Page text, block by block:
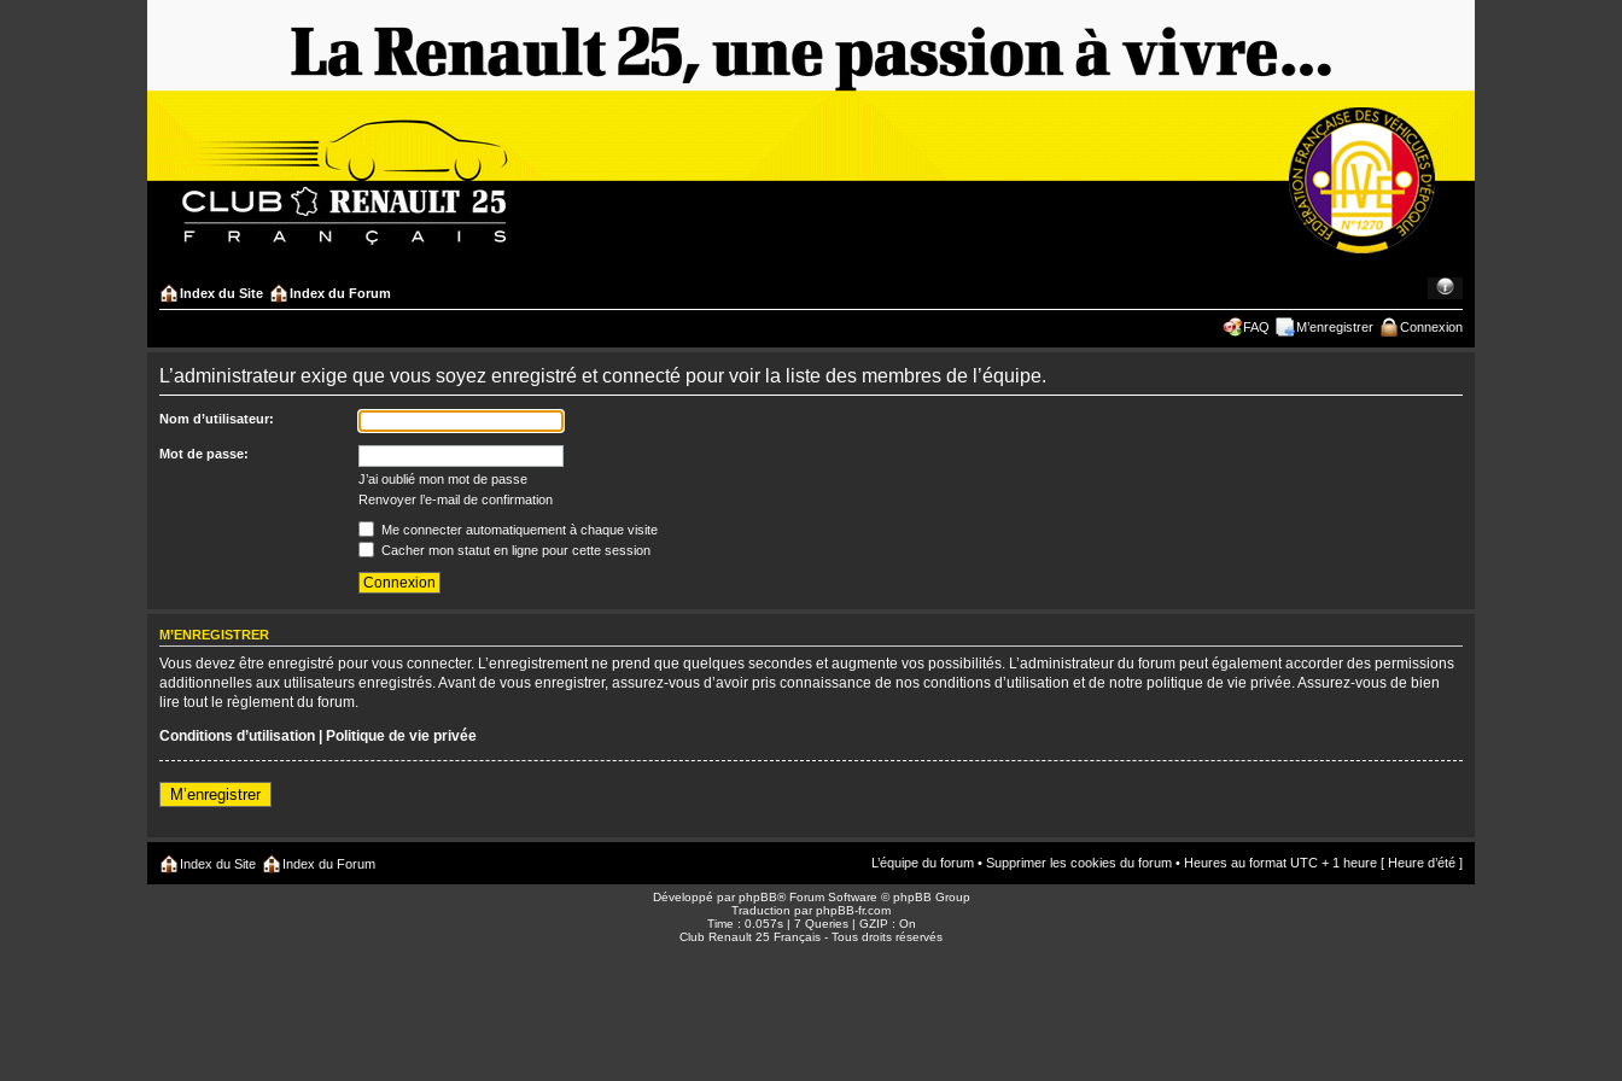
Index du Site Index du Forum
FAQ M’enregistrer Connexion
L’administrateur exige que vous soyez enregistré et connecté pour voir la liste des membres de l’équipe.
Nom d’utilisateur:
Mot de passe:
J’ai oublié mon mot de passe
Renvoyer l’e-mail de confirmation
Me connecter automatiquement à chaque visite
Cacher mon statut en ligne pour cette session
M’ENREGISTRER
Vous devez être enregistré pour vous connecter. L’enregistrement ne prend que quelques secondes et augmente vos possibilités. L’administrateur du forum peut également accorder des permissions
additionnelles aux utilisateurs enregistrés. Avant de vous enregistrer, assurez-vous d’avoir pris connaissance de nos conditions d’utilisation et de notre politique de vie privée. Assurez-vous de bien
lire tout le règlement du forum.
Conditions d’utilisation | Politique de vie privée
M’enregistrer
Index du Site Index du Forum L’équipe du forum • Supprimer les cookies du forum • Heures au format UTC + 1 heure [ Heure d’été ]
Développé parphpBB® Forum Software © phpBB Group
Traduction parphpBB-fr.com
Time : 0.057s | 7 Queries | GZIP : On
Club Renault 25 Français - Tous droits réservés